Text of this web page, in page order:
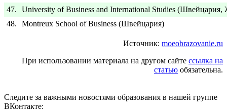
47.
University of Business and International Studies (Швейцария,
48.
Montreux School of Business (Швейцария)
Источник: moeobrazovanie.ru
При использовании материала на другом сайте ссылка на
статью обязательна.
Следите за важными новостями образования в нашей группе
ВКонтакте: